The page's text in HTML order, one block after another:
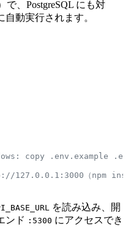
で、PostgreSQL にも対
動実行されます。
copy .env.example
127.0.0.1:3000（npm
を読み込み、開
ンド :5300 にアクセスでき